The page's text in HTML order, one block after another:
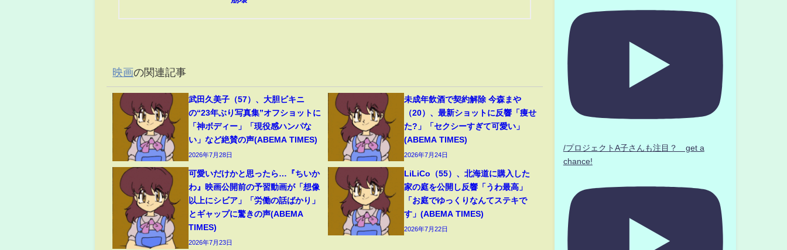
映画の関連記事
武田久美子（57）、大胆ビキニ
の“23年ぶり写真集”オフショットに
「神ボディー」「現役感ハンパな
い」など絶賛の声(ABEMA TIMES)
2026年7月28日
未成年飲酒で契約解除 今森まや
（20）、最新ショットに反響「痩せ
た?」「セクシーすぎて可愛い」
(ABEMA TIMES)
2026年7月24日
可愛いだけかと思ったら…『ちいか
わ』映画公開前の予習動画が「想像
以上にシビア」「労働の話ばかり」
とギャップに驚きの声(ABEMA
TIMES)
2026年7月23日
LiLiCo（55）、北海道に購入した
家の庭を公開し反響「うわ最高」
「お庭でゆっくりなんてステキで
す」(ABEMA TIMES)
2026年7月22日
/プロジェクトA子さんも注目？ get a
chance!